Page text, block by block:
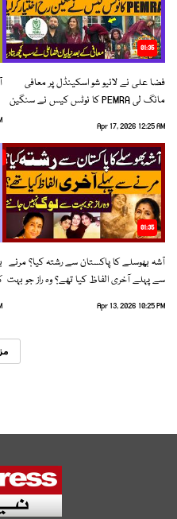
01:35
فضا علی نے لائیو شو اسکینڈل پر معافی
مانگ لی PEMRA کا نوٹس کیس نے سنگین
Apr 17, 2026 12:25 AM
01:35
آشہ بھوسلے کا پاکستان سے رشتہ کیا؟ مرنے
سے پہلے آخری الفاظ کیا تھے؟ وہ راز جو بہت
Apr 13, 2026 10:25 PM